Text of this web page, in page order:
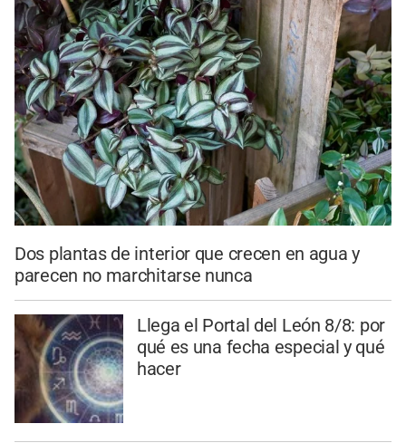
Dos plantas de interior que crecen en agua y
parecen no marchitarse nunca
Llega el Portal del León 8/8: por
qué es una fecha especial y qué
hacer